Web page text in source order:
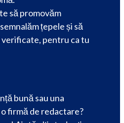
să promovăm
țepele și să
pentru ca tu
bună sau una
firmă de redactare?